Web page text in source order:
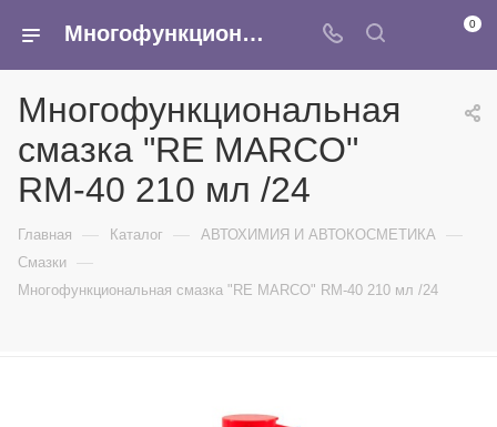
Многофункциональная смазка "RE MARCO" RM-40 210 мл /24 - купить в интернет-магазине Армина 0
Многофункциональная
смазка "RE MARCO"
RM-40 210 мл /24
Главная — Каталог — АВТОХИМИЯ И АВТОКОСМЕТИКА —
Смазки —
Многофункциональная смазка "RE MARCO" RM-40 210 мл /24